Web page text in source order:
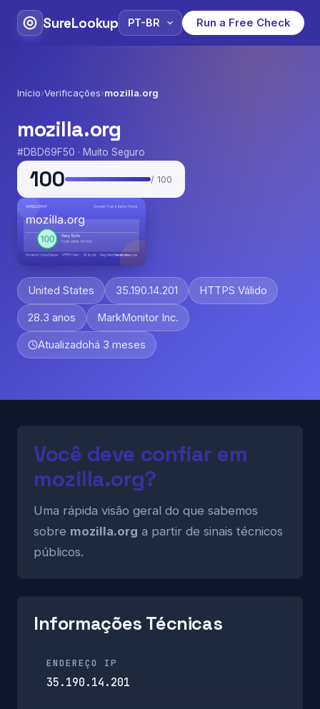
SureLookup Run a Free Check
Início›Verificações›mozilla.org
mozilla.org
#DBD69F50 · Muito Seguro
100 / 100
United States 35.190.14.201 HTTPS Válido
28.3 anos MarkMonitor Inc.
Atualizadohá 3 meses
Você deve confiar em
mozilla.org?
Uma rápida visão geral do que sabemos
sobre mozilla.org a partir de sinais técnicos
públicos.
Informações Técnicas
ENDEREÇO IP
35.190.14.201